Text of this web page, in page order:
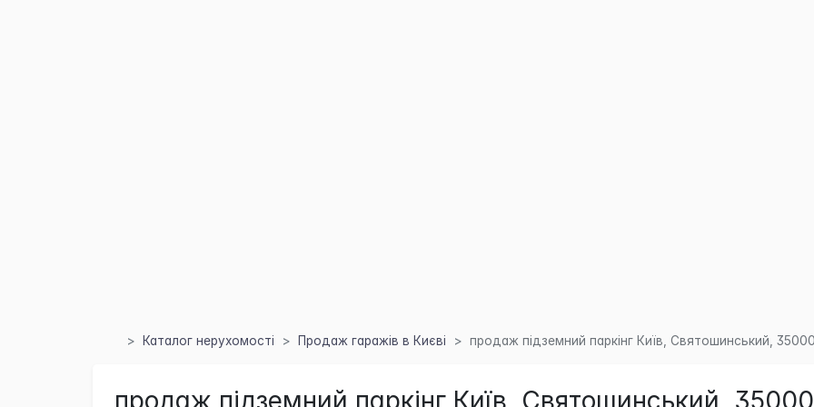
Каталог нерухомості Продаж гаражів в Києві продаж підземний паркінг Київ, Святошинський,
продаж підземний паркінг Київ, Святошинський, 35000